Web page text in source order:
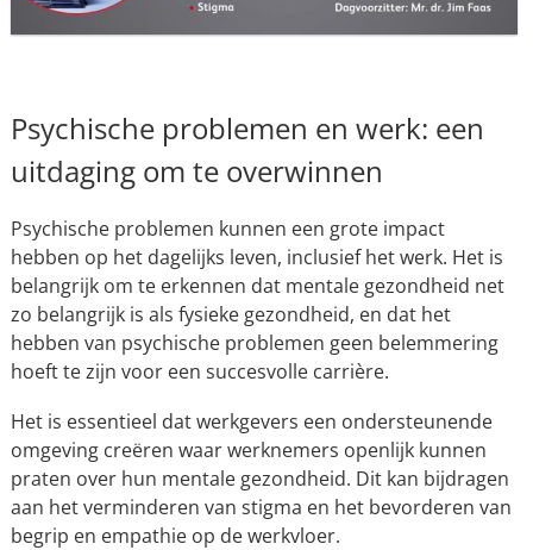
Psychische problemen en werk: een
uitdaging om te overwinnen
Psychische problemen kunnen een grote impact
hebben op het dagelijks leven, inclusief het werk. Het is
belangrijk om te erkennen dat mentale gezondheid net
zo belangrijk is als fysieke gezondheid, en dat het
hebben van psychische problemen geen belemmering
hoeft te zijn voor een succesvolle carrière.
Het is essentieel dat werkgevers een ondersteunende
omgeving creëren waar werknemers openlijk kunnen
praten over hun mentale gezondheid. Dit kan bijdragen
aan het verminderen van stigma en het bevorderen van
begrip en empathie op de werkvloer.